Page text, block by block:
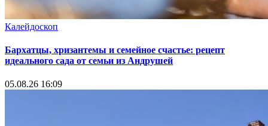
Калейдоскоп
Бархатцы, хризантемы и семейное счастье: рецепт
идеального сада от семьи из Андрушей
05.08.26 16:09